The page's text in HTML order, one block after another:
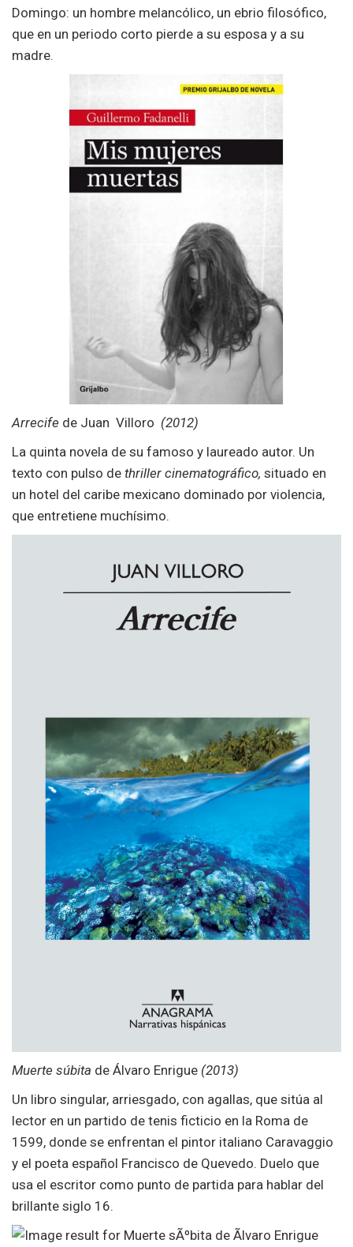
Domingo: un hombre melancólico, un ebrio filosófico,
que en un periodo corto pierde a su esposa y a su
madre.
Arrecife de Juan Villoro (2012)
La quinta novela de su famoso y laureado autor. Un
texto con pulso de thriller cinematográfico, situado en
un hotel del caribe mexicano dominado por violencia,
que entretiene muchísimo.
Muerte súbita de Álvaro Enrigue (2013)
Un libro singular, arriesgado, con agallas, que sitúa al
lector en un partido de tenis ficticio en la Roma de
1599, donde se enfrentan el pintor italiano Caravaggio
y el poeta español Francisco de Quevedo. Duelo que
usa el escritor como punto de partida para hablar del
brillante siglo 16.